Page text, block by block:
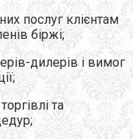
послуг клієнтам
біржі;
дилерів і вимог
та